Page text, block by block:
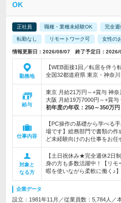
OK
正社員 職種・業種未経験OK 完全週
転勤なし リモートワーク可 女性の
情報更新日：2026/08/07 終了予定日：2026/
勤務地
【WEB面接1回／転居を伴う
全国32都道府県 東京・神奈
給与
東京 月給21万円～+賞与 神
大阪 月給19万7000円～+賞与
初年度の年収： 250～350万円
仕事内容
【PC操作の基礎から学べる
場です】総務部門で書類の作
ど未経験向けのお仕事をお任
対象と
なる方
【土日祝休み★完全週休2日
身の方も多数活躍中！【リモ
暇を使いながら柔軟に働く♪】
企業データ
設立：1981年11月／従業員数：5,784人／